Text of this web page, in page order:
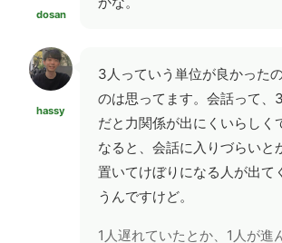
dosan
hassy
3人っていう単位が良かった
のは思ってます。会話って、
だと力関係が出にくいらしく
なると、会話に入りづらいと
置いてけぼりになる人が出て
うんですけど。
1人遅れていたとか、1人が進